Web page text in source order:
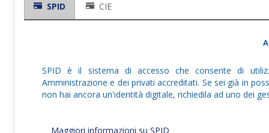
SPID CIE
SPID è il sistema di accesso che consente di
Amministrazione e dei privati accreditati. Se sei già in
non hai ancora un'identità digitale, richiedila ad uno dei
Maggiori informazioni su SPID